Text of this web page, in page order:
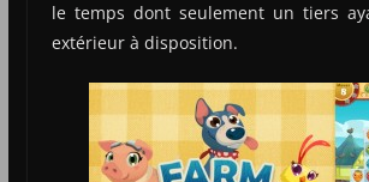
le temps dont seulement un tiers
extérieur à disposition.